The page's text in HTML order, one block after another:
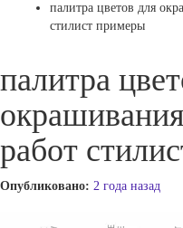
палитра цветов для
стилист примеры
палитра
работ
Опубликовано: 2 года назад